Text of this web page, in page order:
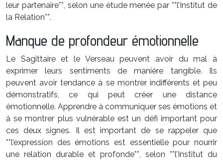
leur partenaire**, selon une étude menée par **l’Institut de
la Relation**.
Manque de profondeur émotionnelle
Le Sagittaire et le Verseau peuvent avoir du mal à
exprimer leurs sentiments de manière tangible. Ils
peuvent avoir tendance à se montrer indifférents et peu
démonstratifs, ce qui peut créer une distance
émotionnelle. Apprendre à communiquer ses émotions et
à se montrer plus vulnérable est un défi important pour
ces deux signes. Il est important de se rappeler que
**l’expression des émotions est essentielle pour nourrir
une relation durable et profonde**, selon **l’Institut du